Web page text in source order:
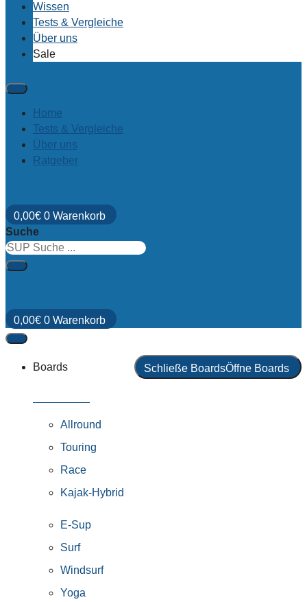
Wissen
Tests & Vergleiche
Über uns
Sale
Home
Tests & Vergleiche
Über uns
Ratgeber
0,00€ 0 Warenkorb
Suche
0,00€ 0 Warenkorb
Boards Schließe BoardsÖffne Boards
Allround
Touring
Race
Kajak-Hybrid
E-Sup
Surf
Windsurf
Yoga